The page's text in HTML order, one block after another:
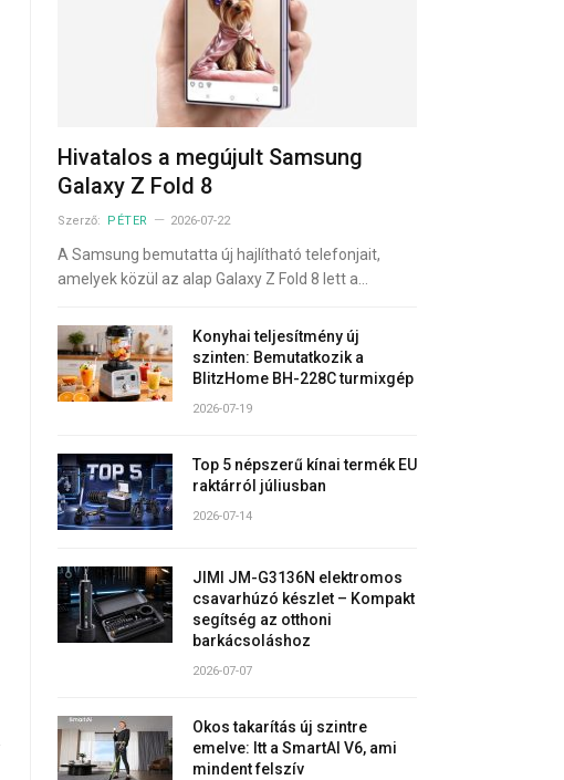
Hivatalos a megújult Samsung
Galaxy Z Fold 8
Szerző: PÉTER 2026-07-22
A Samsung bemutatta új hajlítható telefonjait,
amelyek közül az alap Galaxy Z Fold 8 lett a…
Konyhai teljesítmény új
szinten: Bemutatkozik a
BlitzHome BH-228C turmixgép
2026-07-19
Top 5 népszerű kínai termék EU
raktárról júliusban
2026-07-14
JIMI JM-G3136N elektromos
csavarhúzó készlet – Kompakt
segítség az otthoni
barkácsoláshoz
2026-07-07
Okos takarítás új szintre
emelve: Itt a SmartAI V6, ami
mindent felszív